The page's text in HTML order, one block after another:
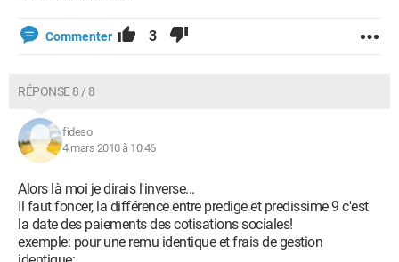
Commenter 3
RÉPONSE 8 / 8
fideso
4 mars 2010 à 10:46
Alors là moi je dirais l'inverse...
Il faut foncer, la différence entre predige et predissime 9 c'est
la date des paiements des cotisations sociales!
exemple: pour une remu identique et frais de gestion